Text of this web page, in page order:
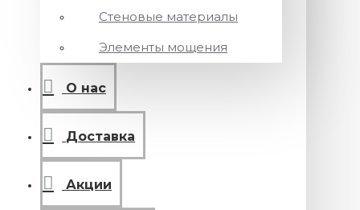
Стеновые материалы
Элементы мощения
О нас
Доставка
Акции